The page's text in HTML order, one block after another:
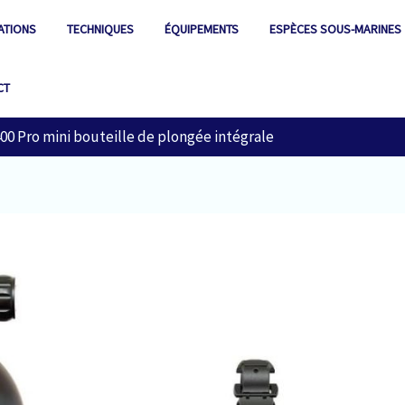
TECHNIQUES ÉQUIPEMENTS ESPÈCES SOUS-MARINES
Pro mini bouteille de plongée intégrale